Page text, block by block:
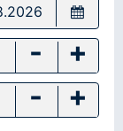
- +
- +